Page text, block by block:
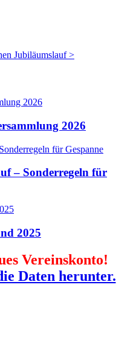
Jubiläumslauf >
2026
– Sonderregeln für
2025
Vereinskonto!
Daten herunter.